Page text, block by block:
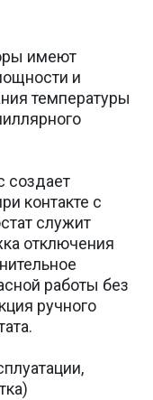
имеют
и
температуры
создает
контакте с
служит
отключения
работы без
ручного